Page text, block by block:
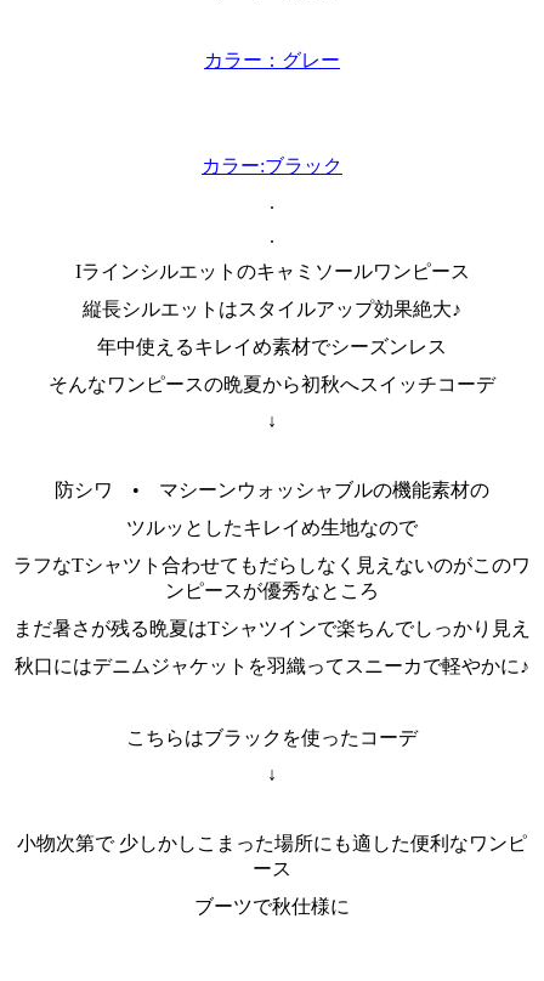
カラー：グレー
カラー:ブラック
.
.
Iラインシルエットのキャミソールワンピース
縦長シルエットはスタイルアップ効果絶大♪
年中使えるキレイめ素材でシーズンレス
そんなワンピースの晩夏から初秋へスイッチコーデ
↓
防シワ • マシーンウォッシャブルの機能素材の
ツルッとしたキレイめ生地なので
ラフなTシャツト合わせてもだらしなく見えないのがこのワ
ンピースが優秀なところ
まだ暑さが残る晩夏はTシャツインで楽ちんでしっかり見え
秋口にはデニムジャケットを羽織ってスニーカで軽やかに♪
こちらはブラックを使ったコーデ
↓
小物次第で 少しかしこまった場所にも適した便利なワンピ
ース
ブーツで秋仕様に